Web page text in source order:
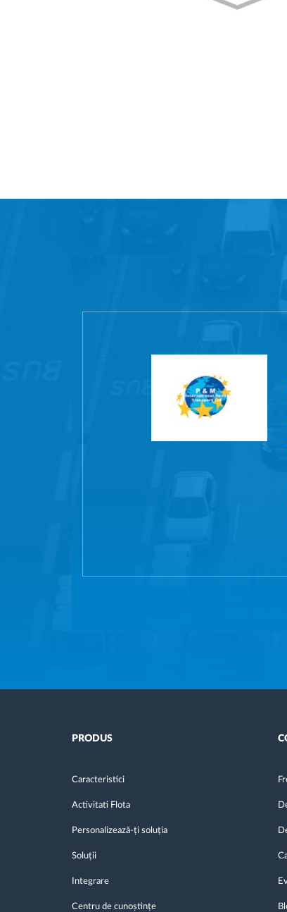
PRODUS
Caracteristici
Activitati Flota
Personalizează-ți soluția
Soluții
Integrare
Centru de cunoștințe